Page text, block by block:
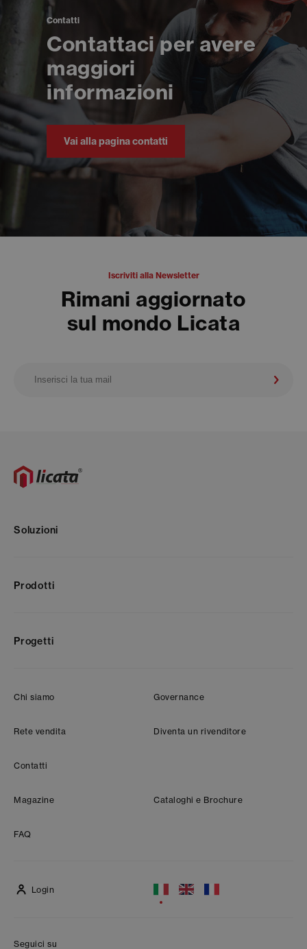
Contatti
Contattaci per avere
maggiori
informazioni
Vai alla pagina contatti
Iscriviti alla Newsletter
Rimani aggiornato
sul mondo Licata
Soluzioni
Prodotti
Progetti
Chi siamo Governance
Rete vendita Diventa un rivenditore
Contatti
Magazine Cataloghi e Brochure
FAQ
Login
Seguici su